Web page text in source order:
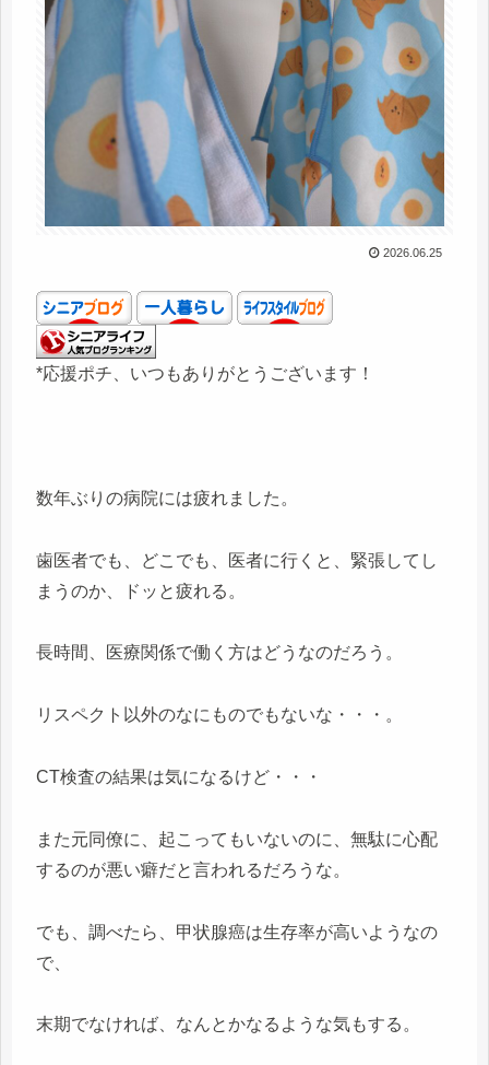
2026.06.25
*応援ポチ、いつもありがとうございます！
数年ぶりの病院には疲れました。
歯医者でも、どこでも、医者に行くと、緊張してし
まうのか、ドッと疲れる。
長時間、医療関係で働く方はどうなのだろう。
リスペクト以外のなにものでもないな・・・。
CT検査の結果は気になるけど・・・
また元同僚に、起こってもいないのに、無駄に心配
するのが悪い癖だと言われるだろうな。
でも、調べたら、甲状腺癌は生存率が高いようなの
で、
末期でなければ、なんとかなるような気もする。